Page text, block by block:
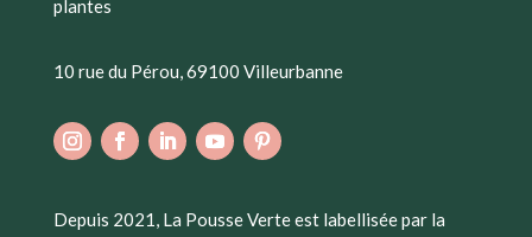
plantes
10 rue du Pérou, 69100 Villeurbanne
Depuis 2021, La Pousse Verte est labellisée par la